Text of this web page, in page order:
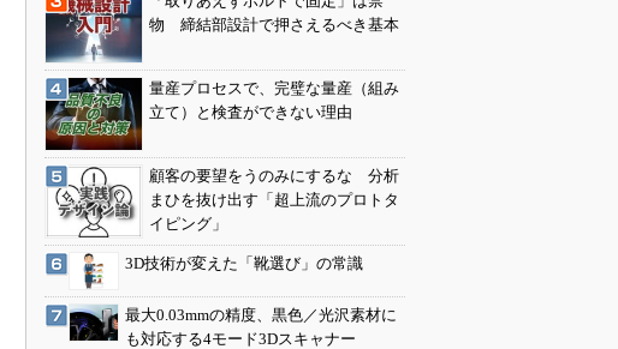
物 締結部設計で押さえるべき基本
量産プロセスで、完璧な量産（組み
立て）と検査ができない理由
顧客の要望をうのみにするな 分析
まひを抜け出す「超上流のプロトタ
イピング」
3D技術が変えた「靴選び」の常識
最大0.03mmの精度、黒色／光沢素材に
も対応する4モード3Dスキャナー